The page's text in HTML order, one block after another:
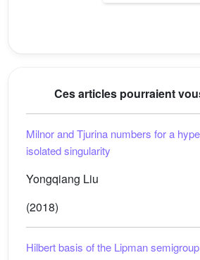
Ces articles pourraient
Milnor and Tjurina numbers for a
isolated singularity
Yongqiang Liu
(2018)
Hilbert basis of the Lipman semigroup